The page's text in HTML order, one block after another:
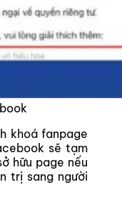
khoá fanpage
sẽ tạm
hữu page nếu
trị sang người